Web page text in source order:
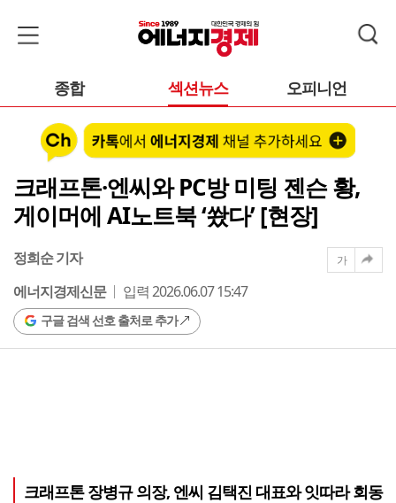
종합 섹션뉴스 오피니언
크래프톤·엔씨와 PC방 미팅 젠슨 황,
게이머에 AI노트북 ‘쐈다’ [현장]
정희순 기자
에너지경제신문
입력 2026.06.07 15:47
구글 검색 선호 출처로 추가
가
크래프톤 장병규 의장, 엔씨 김택진 대표와 잇따라 회동